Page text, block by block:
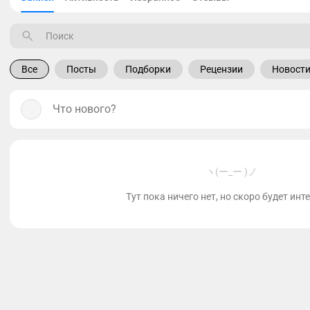
Все Посты Подборки Рецензии Новости
Что нового?
ヽ(ー_ー )ノ
Тут пока ничего нет, но скоро будет